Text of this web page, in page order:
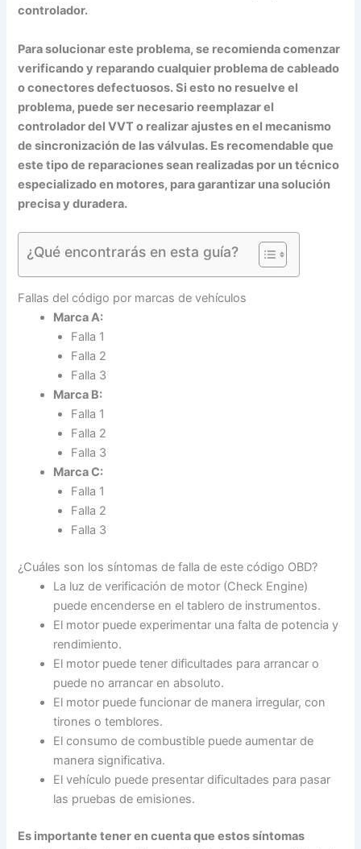
controlador.
Para solucionar este problema, se recomienda comenzar
verificando y reparando cualquier problema de cableado
o conectores defectuosos. Si esto no resuelve el
problema, puede ser necesario reemplazar el
controlador del VVT o realizar ajustes en el mecanismo
de sincronización de las válvulas. Es recomendable que
este tipo de reparaciones sean realizadas por un técnico
especializado en motores, para garantizar una solución
precisa y duradera.
¿Qué encontrarás en esta guía?
Fallas del código por marcas de vehículos
Marca A:
Falla 1
Falla 2
Falla 3
Marca B:
Falla 1
Falla 2
Falla 3
Marca C:
Falla 1
Falla 2
Falla 3
¿Cuáles son los síntomas de falla de este código OBD?
La luz de verificación de motor (Check Engine)
puede encenderse en el tablero de instrumentos.
El motor puede experimentar una falta de potencia y
rendimiento.
El motor puede tener dificultades para arrancar o
puede no arrancar en absoluto.
El motor puede funcionar de manera irregular, con
tirones o temblores.
El consumo de combustible puede aumentar de
manera significativa.
El vehículo puede presentar dificultades para pasar
las pruebas de emisiones.
Es importante tener en cuenta que estos síntomas